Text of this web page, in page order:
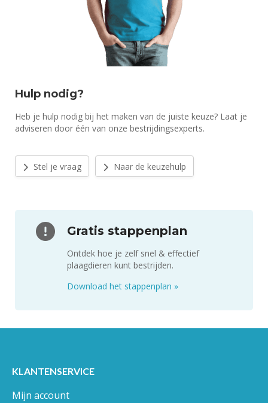
Hulp nodig?
Heb je hulp nodig bij het maken van de juiste keuze? Laat je
adviseren door één van onze bestrijdingsexperts.
Stel je vraag Naar de keuzehulp
Gratis stappenplan
Ontdek hoe je zelf snel & effectief
plaagdieren kunt bestrijden.
Download het stappenplan »
KLANTENSERVICE
Mijn account